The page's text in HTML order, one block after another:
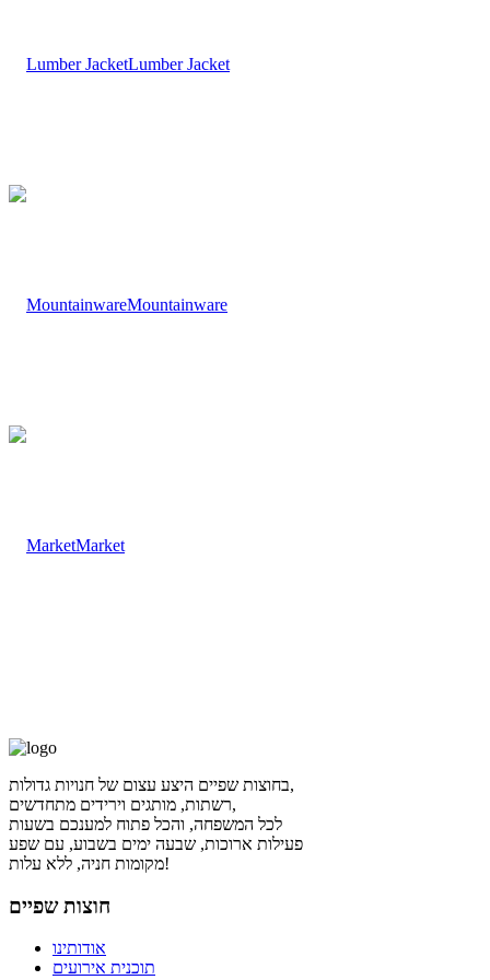
Lumber Jacket
Mountainware
Market
בחוצות שפיים היצע עצום של חנויות גדולות,
רשתות, מותגים וירידים מתחדשים,
לכל המשפחה, והכל פתוח למענכם בשעות
פעילות ארוכות, שבעה ימים בשבוע, עם שפע
מקומות חניה, ללא עלות!
חוצות שפיים
אודותינו
תוכנית אירועים